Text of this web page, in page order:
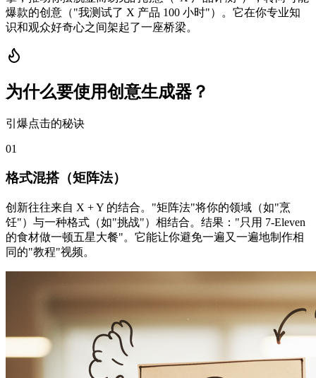
爆款的创意（"我测试了 X 产品 100 小时"）。它在你专业知
识和观众好奇心之间架起了一座桥梁。
为什么要使用创意生成器？
引爆点击的秘诀
01
格式混搭（矩阵法）
创新往往来自 X + Y 的结合。"矩阵法"将你的领域（如"烹
饪"）与一种格式（如"挑战"）相结合。结果："只用 7-Eleven
的食材做一顿五星大餐"。它能让你避免一遍又一遍地制作相
同的"教程"视频。